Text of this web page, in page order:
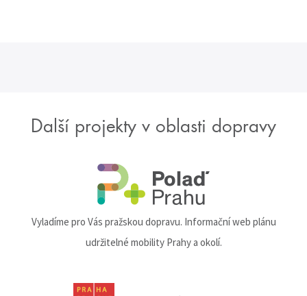
Další projekty v oblasti dopravy
Vyladíme pro Vás pražskou dopravu. Informační web plánu
udržitelné mobility Prahy a okolí.